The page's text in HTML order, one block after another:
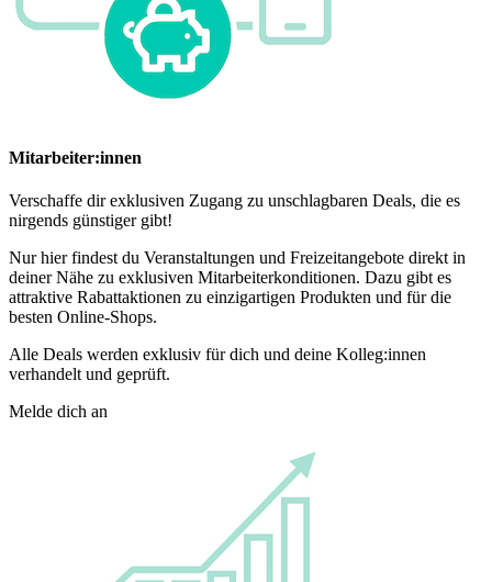
Mitarbeiter:innen
Verschaffe dir exklusiven Zugang zu unschlagbaren Deals, die es
nirgends günstiger gibt!
Nur hier findest du Veranstaltungen und Freizeitangebote direkt in
deiner Nähe zu exklusiven Mitarbeiterkonditionen. Dazu gibt es
attraktive Rabattaktionen zu einzigartigen Produkten und für die
besten Online-Shops.
Alle Deals werden exklusiv für dich und deine Kolleg:innen
verhandelt und geprüft.
Melde dich an